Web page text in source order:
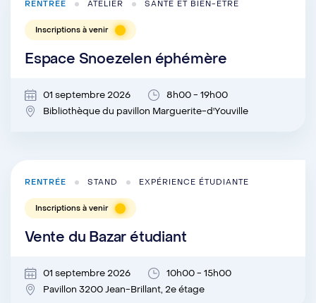
RENTRÉE ATELIER SANTÉ ET BIEN-ÊTRE
Inscriptions à venir
Espace Snoezelen éphémère
01 septembre 2026
8h00 - 19h00
Bibliothèque du pavillon Marguerite-d'Youville
RENTRÉE STAND EXPÉRIENCE ÉTUDIANTE
Inscriptions à venir
Vente du Bazar étudiant
01 septembre 2026
10h00 - 15h00
Pavillon 3200 Jean-Brillant, 2e étage